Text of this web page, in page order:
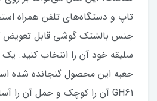
تاپ و دستگاه‌های تلفن همراه
جنس بالشتک گوشی قابل تعویض
سلیقه خود آن را انتخاب کنید.
جعبه این محصول گنجانده شده
GH61 آن را کوچک و حمل آن را آسان می‌کند.